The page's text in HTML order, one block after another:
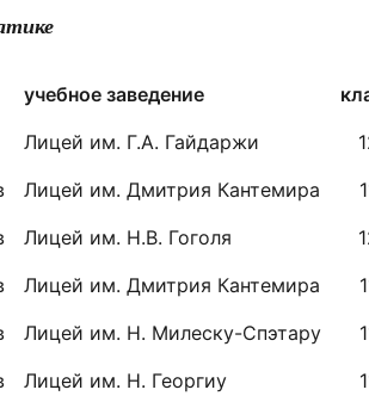
учебное заведение
Лицей им. Г.А. Гайдаржи
Лицей им. Дмитрия Кантемира
Лицей им. Н.В. Гоголя
Лицей им. Дмитрия Кантемира
Лицей им. Н. Милеску-Спэтару
Лицей им. Н. Георгиу